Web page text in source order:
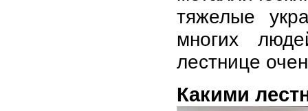
тяжелые
многих
лестнице
Какими